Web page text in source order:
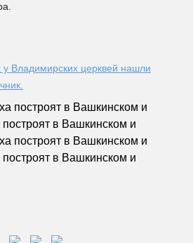
у Владимирских церквей нашли
в Вашкинском и
в Вашкинском и